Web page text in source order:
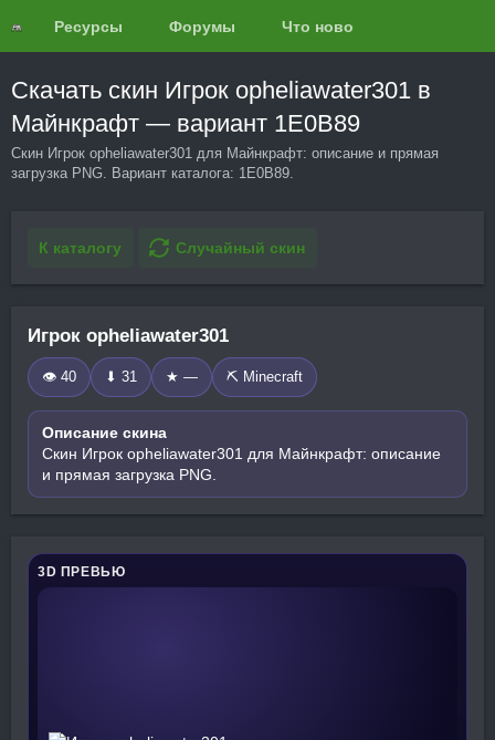
Ресурсы Форумы Что нового?
Скачать скин Игрок opheliawater301 в
Майнкрафт — вариант 1E0B89
Скин Игрок opheliawater301 для Майнкрафт: описание и прямая
загрузка PNG. Вариант каталога: 1E0B89.
К каталогу Случайный скин
Игрок opheliawater301
👁 40 ⬇ 31 ★ — ⛏️ Minecraft
Описание скина
Скин Игрок opheliawater301 для Майнкрафт: описание
и прямая загрузка PNG.
3D ПРЕВЬЮ